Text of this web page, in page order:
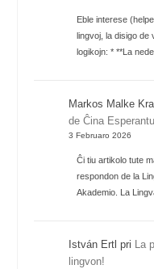
Eble interese
lingvoj, la disigo de
logikojn: * **La
Markos Malke
de Ĉina
3 Februaro 2026
Ĉi tiu artikolo tute
respondon de la
Akademio. La
István Ertl pri La
lingvon!